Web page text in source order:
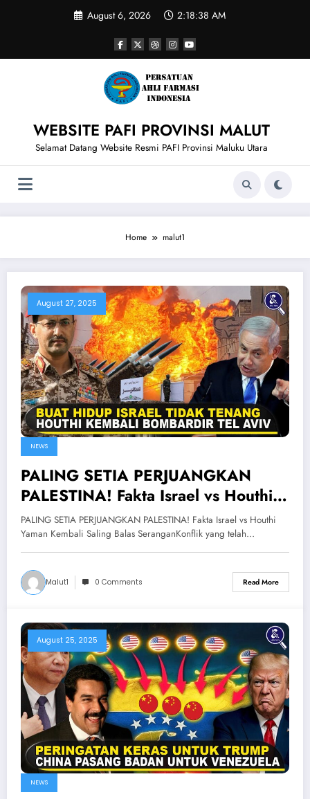
August 6, 2026 2:18:38 AM
WEBSITE PAFI PROVINSI MALUT
Selamat Datang Website Resmi PAFI Provinsi Maluku Utara
Home malut1
August 27, 2025
NEWS
PALING SETIA PERJUANGKAN
PALESTINA! Fakta Israel vs Houthi
Yaman Kembali Saling Balas
Serangan
PALING SETIA PERJUANGKAN PALESTINA! Fakta Israel vs Houthi
Yaman Kembali Saling Balas SeranganKonflik yang telah…
Malut1 0 Comments Read More
August 25, 2025
NEWS